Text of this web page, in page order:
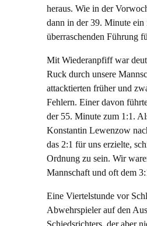
heraus. Wie in der
dann in der 39. Minute
überraschenden Führung
Mit Wiederanpfiff war
Ruck durch unsere
attacktierten früher und
Fehlern. Einer davon
der 55. Minute zum 1:1.
Konstantin Lewenzow
das 2:1 für uns erzielte,
Ordnung zu sein. Wir
Mannschaft und oft dem
Eine Viertelstunde vor
Abwehrspieler auf den
Schiedsrichters, der aber